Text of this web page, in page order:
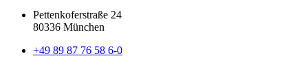
Pettenkoferstraße 24
80336 München
+49 89 87 76 58 6-0